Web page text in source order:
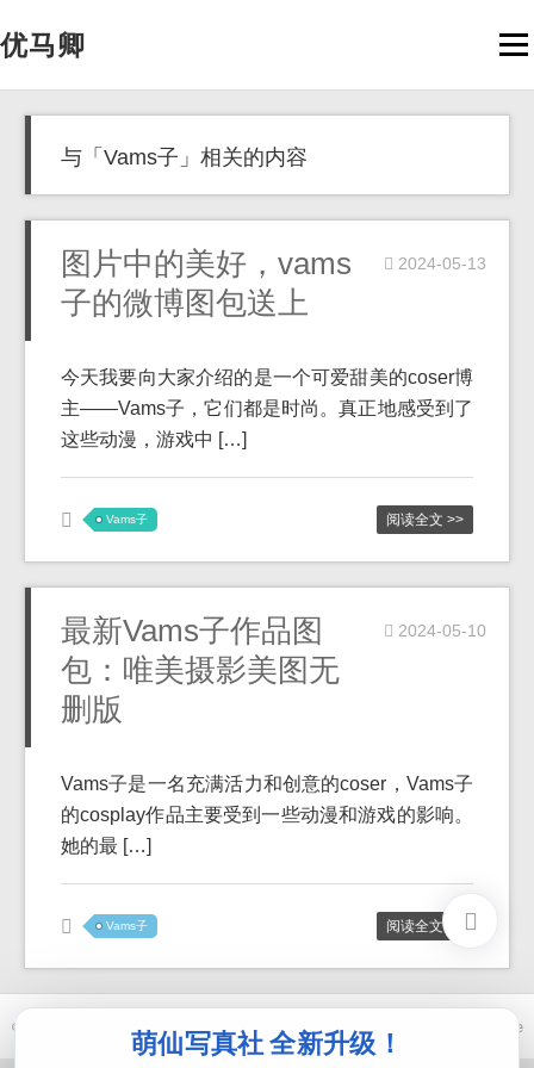
优马卿
与「Vams子」相关的内容
图片中的美好，vams
子的微博图包送上
2024-05-13
今天我要向大家介绍的是一个可爱甜美的coser博
主——Vams子，它们都是时尚。真正地感受到了
这些动漫，游戏中 […]
Vams子 阅读全文 >>
最新Vams子作品图
包：唯美摄影美图无
删版
2024-05-10
Vams子是一名充满活力和创意的coser，Vams子
的cosplay作品主要受到一些动漫和游戏的影响。
她的最 […]
Vams子 阅读全文 >>
萌仙写真社 全新升级！
© 2021-2026 优马卿 | ICP备案 XXX 号 | Themeckvearm by ttcrivpe